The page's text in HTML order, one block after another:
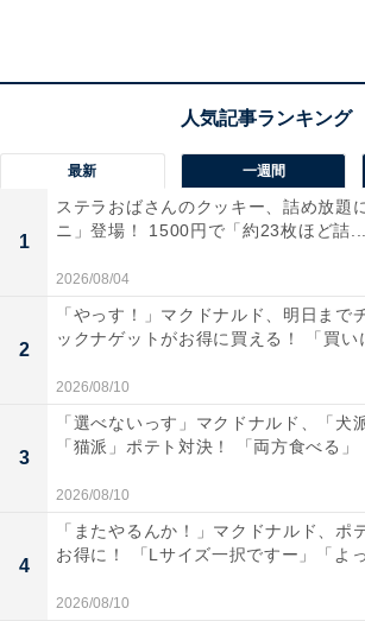
クリームは甘酸っぱい
イチゴとパッションフルーツが使用さ
クリームはとても甘酸っぱく、酸味の
象。大人向けのスイーツといってもよ
最新 一週間
1
ステラおばさんのクッキー、詰め放題
ニ」登場！ 1500円で「約23枚ほど詰...
2026/08/04
2
「やっす！」マクドナルド、明日まで
ックナゲットがお得に買える！ 「買い
2026/08/10
3
「選べないっす」マクドナルド、「犬
「猫派」ポテト対決！ 「両方食べる」
2026/08/10
4
「またやるんか！」マクドナルド、ポ
お得に！ 「Lサイズ一択ですー」「よっ
2026/08/10